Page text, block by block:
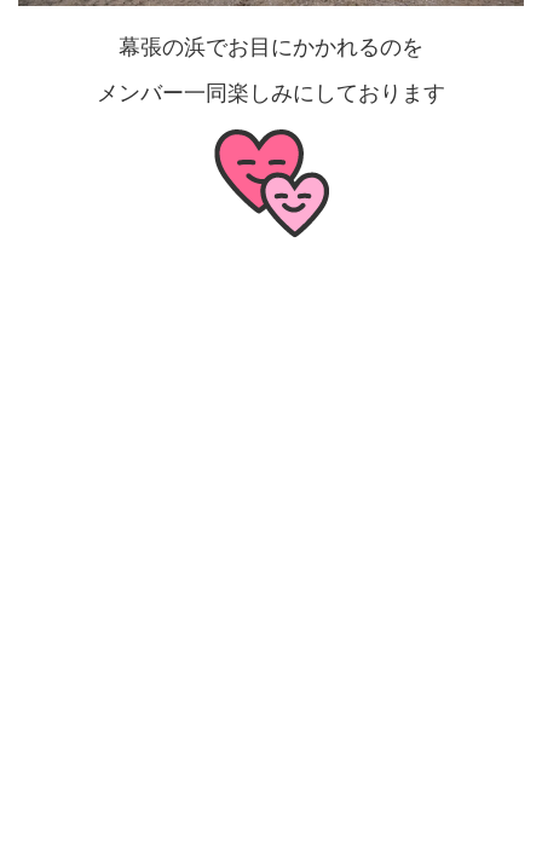
幕張の浜でお目にかかれるのを
メンバー一同楽しみにしております